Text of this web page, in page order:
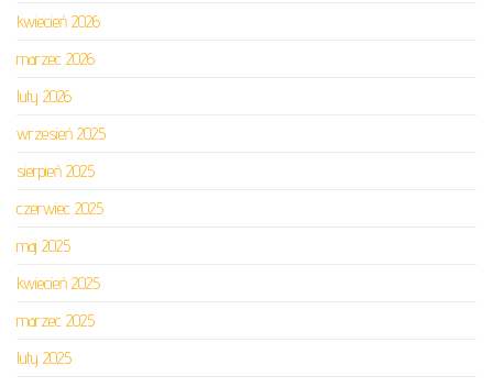
kwiecień 2026
marzec 2026
luty 2026
wrzesień 2025
sierpień 2025
czerwiec 2025
maj 2025
kwiecień 2025
marzec 2025
luty 2025